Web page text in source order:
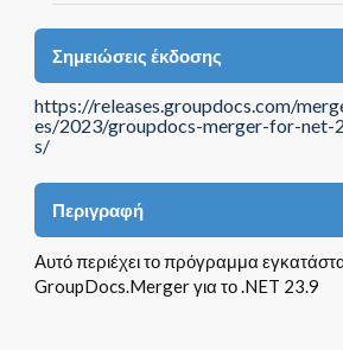
Σημειώσεις έκδοσης
https://releases.groupdocs.com/
es/2023/groupdocs-merger-for-net-
s/
Περιγραφή
Αυτό περιέχει το πρόγραμμα
GroupDocs.Merger για το .NET 23.9